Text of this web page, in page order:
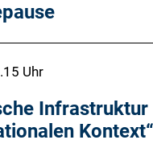
Uhr
Infrastruktur
Kontext“